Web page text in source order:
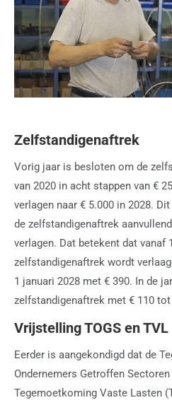
Zelfstandigenaftrek
Vorig jaar is besloten om de
van 2020 in acht stappen van €
verlagen naar € 5.000 in 2028.
de zelfstandigenaftrek
verlagen. Dat betekent dat vanaf
zelfstandigenaftrek wordt
1 januari 2028 met € 390. In de
zelfstandigenaftrek met € 110 tot
Vrijstelling TOGS en TVL
Eerder is aangekondigd dat de
Ondernemers Getroffen Sectoren
Tegemoetkoming Vaste Lasten